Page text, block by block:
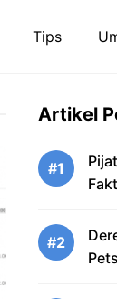
Tips
Artikel
#1
#2